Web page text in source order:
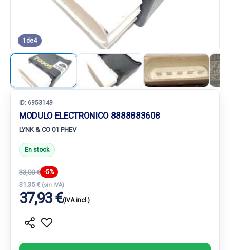
1 de4
ID: 6953149
MODULO ELECTRONICO 8888883608
LYNK & CO 01 PHEV
En stock
33,00 € -5%
31.35 € (sin IVA)
37,93 €(IVA incl.)